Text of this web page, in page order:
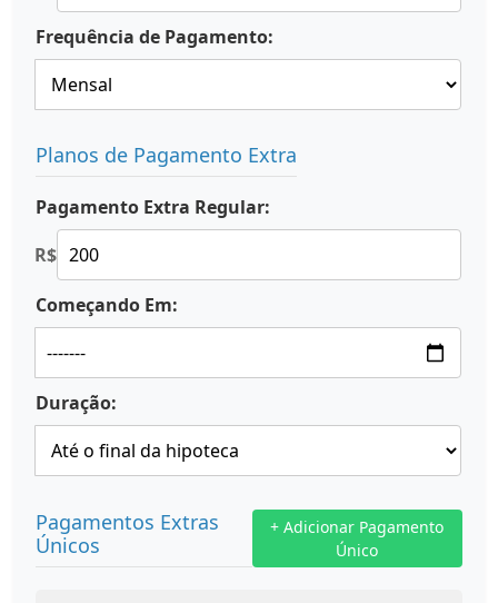
Frequência de Pagamento:
Planos de Pagamento Extra
Pagamento Extra Regular:
R$
Começando Em:
Duração:
Pagamentos Extras
Únicos
+ Adicionar Pagamento
Único